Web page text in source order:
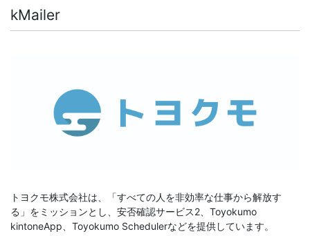
kMailer
トヨクモ株式会社は、「すべての人を非効率な仕事から解放す
る」をミッションとし、安否確認サービス2、Toyokumo
kintoneApp、Toyokumo Schedulerなどを提供しています。